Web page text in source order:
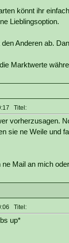
könnt ihr
Lieblingsoption.
Anderen ab.
Marktwerte
Titel:
vorherzusagen.
sie ne Weile und
ne Mail an mich
Titel:
up*